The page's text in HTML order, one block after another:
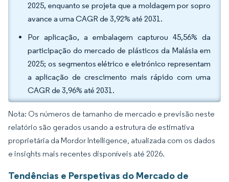
2025, enquanto se projeta que a moldagem por sopro
avance a uma CAGR de 3,92% até 2031.
Por aplicação, a embalagem capturou 45,56% da
participação do mercado de plásticos da Malásia em
2025; os segmentos elétrico e eletrónico representam
a aplicação de crescimento mais rápido com uma
CAGR de 3,96% até 2031.
Nota: Os números de tamanho de mercado e previsão neste
relatório são gerados usando a estrutura de estimativa
proprietária da Mordor Intelligence, atualizada com os dados
e insights mais recentes disponíveis até 2026.
Tendências e Perspetivas do Mercado de